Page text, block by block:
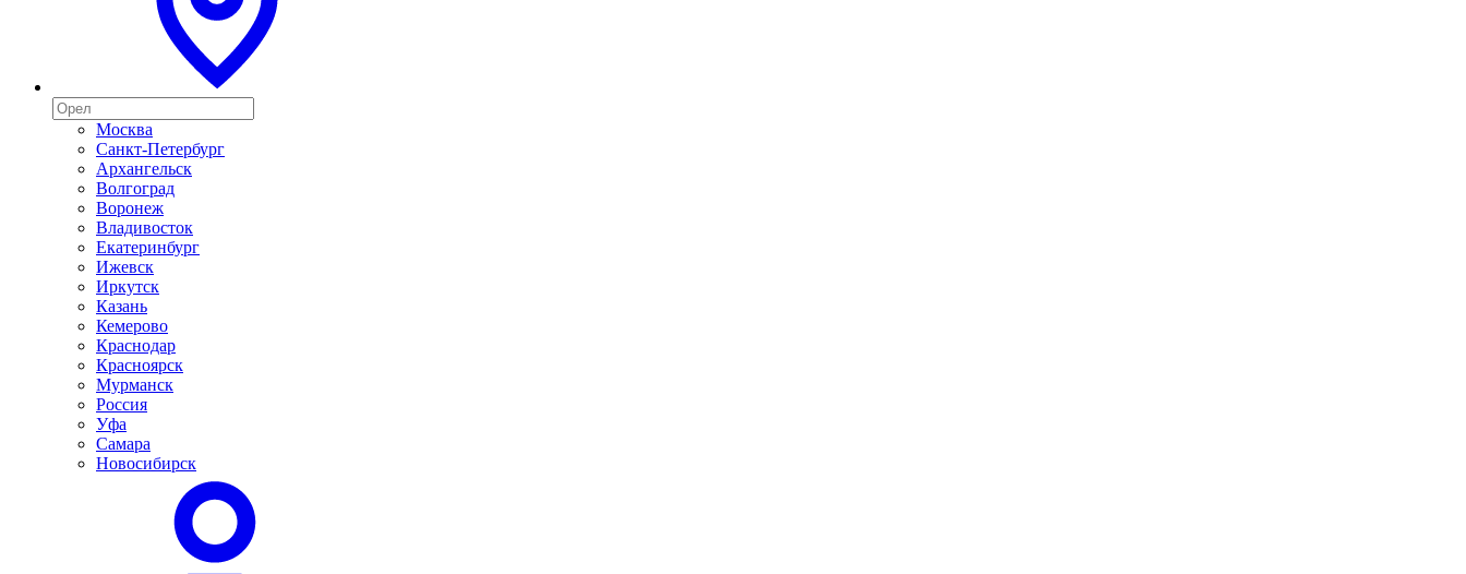
Москва
Санкт-Петербург
Архангельск
Волгоград
Воронеж
Владивосток
Екатеринбург
Ижевск
Иркутск
Казань
Кемерово
Краснодар
Красноярск
Мурманск
Россия
Уфа
Самара
Новосибирск